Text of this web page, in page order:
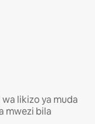
likizo ya muda
mwezi bila